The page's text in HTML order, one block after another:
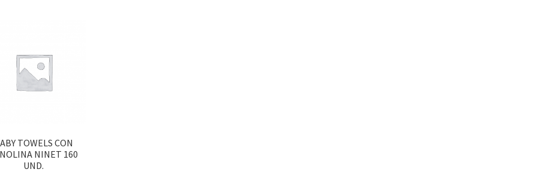
TOWELS CON
NINET 160
UND.